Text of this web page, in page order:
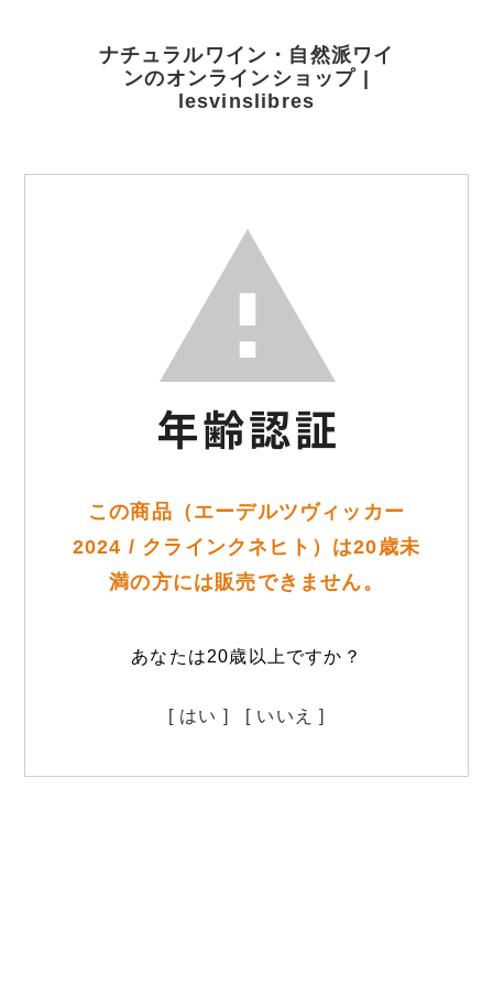
ナチュラルワイン・自然派ワイ
ンのオンラインショップ |
lesvinslibres
この商品（エーデルツヴィッカー
2024 / クラインクネヒト）は20歳未
満の方には販売できません。
あなたは20歳以上ですか？
[ はい ] [ いいえ ]